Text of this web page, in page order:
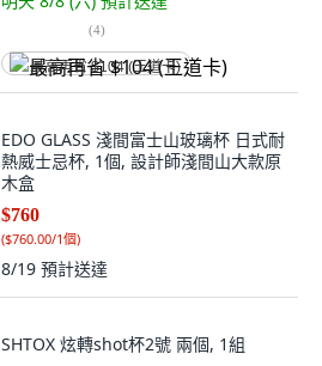
(4)
最高再省 $104 (王道卡)
EDO GLASS 淺間富士山玻璃杯 日式耐
熱威士忌杯, 1個, 設計師淺間山大款原
木盒
$760
($760.00/1個)
8/19 預計送達
SHTOX 炫轉shot杯2號 兩個, 1組